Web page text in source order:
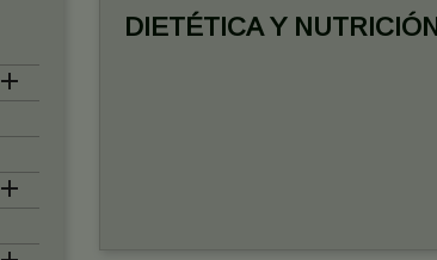


DIETÉTICA Y NUTRICIÓN